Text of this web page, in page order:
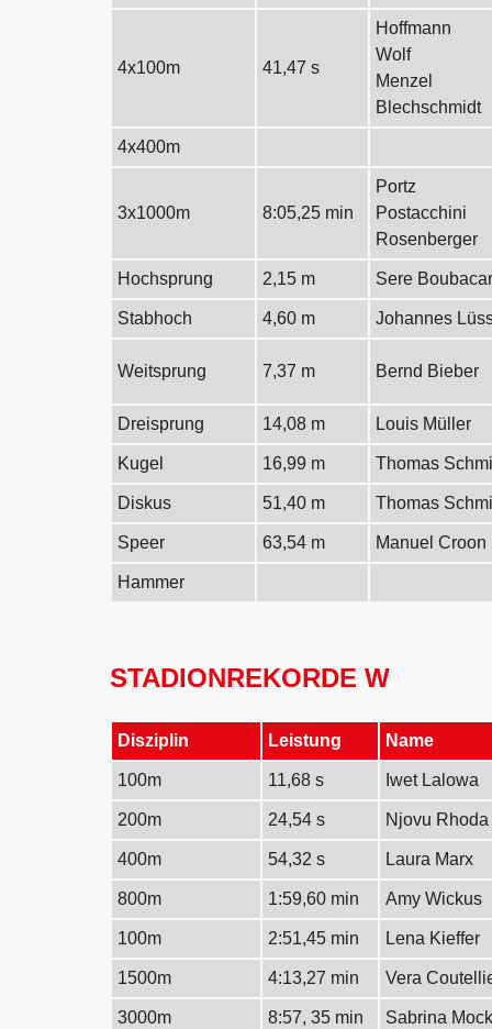
4x100m 41,47 s
Hoffmann
Wolf
Menzel
Blechschmidt
4x400m
3x1000m 8:05,25 min
Portz
Postacchini
Rosenberger
Hochsprung 2,15 m Sere Boubacar
Stabhoch 4,60 m Johannes
Weitsprung 7,37 m Bernd Bieber
Dreisprung 14,08 m Louis Müller
Kugel 16,99 m Thomas
Diskus 51,40 m Thomas
Speer 63,54 m Manuel Croon
Hammer
STADIONREKORDE W
Disziplin Leistung Name
100m 11,68 s Iwet Lalowa
200m 24,54 s Njovu Rhoda
400m 54,32 s Laura Marx
800m 1:59,60 min Amy Wickus
100m 2:51,45 min Lena Kieffer
1500m 4:13,27 min Vera
3000m 8:57, 35 min Sabrina